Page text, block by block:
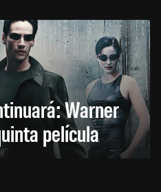
Warner
película